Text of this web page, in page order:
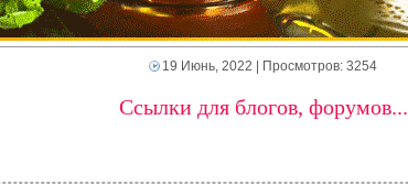
19 Июнь, 2022 | Просмотров: 3254
Ссылки для блогов, форумов...